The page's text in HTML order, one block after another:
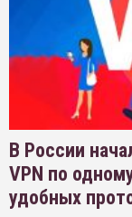
В России
VPN по
удобных